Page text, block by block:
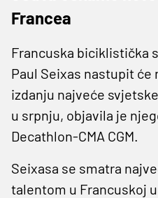
Francea
Francuska biciklistička
Paul Seixas nastupit će
izdanju najveće
u srpnju, objavila je
Decathlon-CMA CGM.
Seixasa se smatra
talentom u Francuskoj